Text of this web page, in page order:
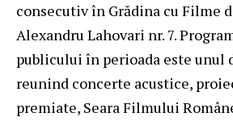
consecutiv în Grădina cu Filme
Alexandru Lahovari nr. 7.
publicului în perioada este unul
reunind concerte acustice,
premiate, Seara Filmului